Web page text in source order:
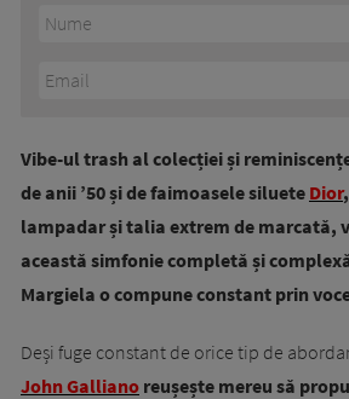
Vibe-ul trash al colecției și
de anii ’50 și de faimoasele siluete Dior
lampadar și talia extrem de marcată,
această simfonie completă și
Margiela o compune constant prin
Deși fuge constant de orice tip de
John Galliano reușește mereu să